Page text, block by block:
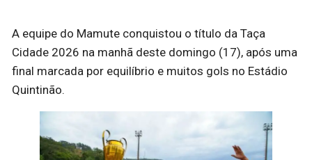
A equipe do Mamute conquistou o título da Taça
Cidade 2026 na manhã deste domingo (17), após uma
final marcada por equilíbrio e muitos gols no Estádio
Quintinão.